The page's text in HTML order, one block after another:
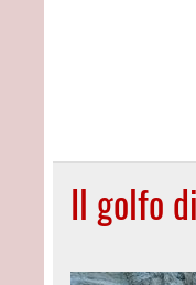
Il golfo